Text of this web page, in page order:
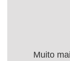
Muito